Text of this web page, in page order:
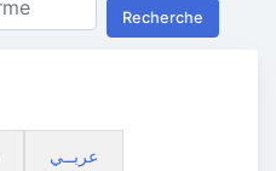
Recherche
عربــي